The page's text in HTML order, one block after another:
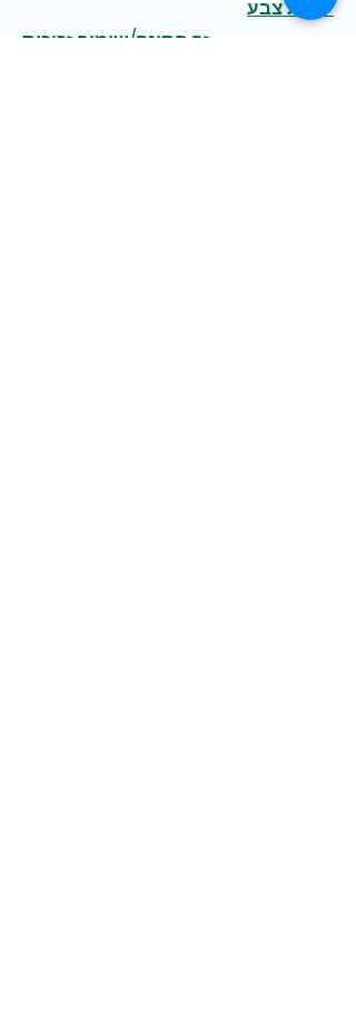
כיתת צבע
זר חתונה/שימור זכוכית